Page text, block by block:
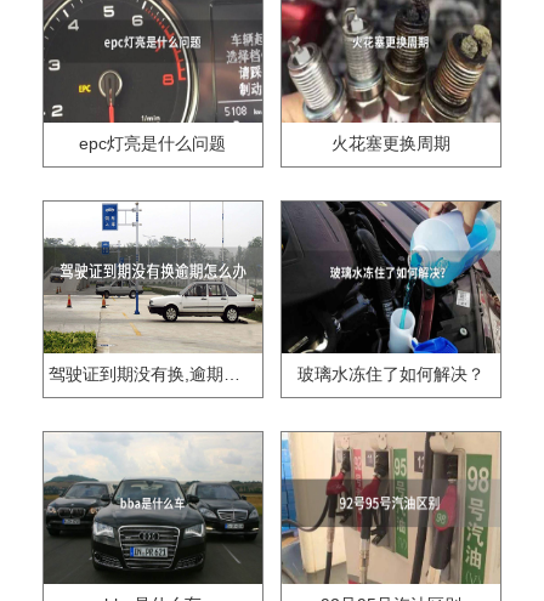
epc灯亮是什么问题 火花塞更换周期
驾驶证到期没有换,逾期怎么办?? 玻璃水冻住了如何解决？